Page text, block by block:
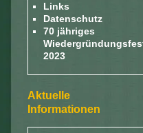
Links
Datenschutz
70 jähriges
2023
Aktuelle
Informationen